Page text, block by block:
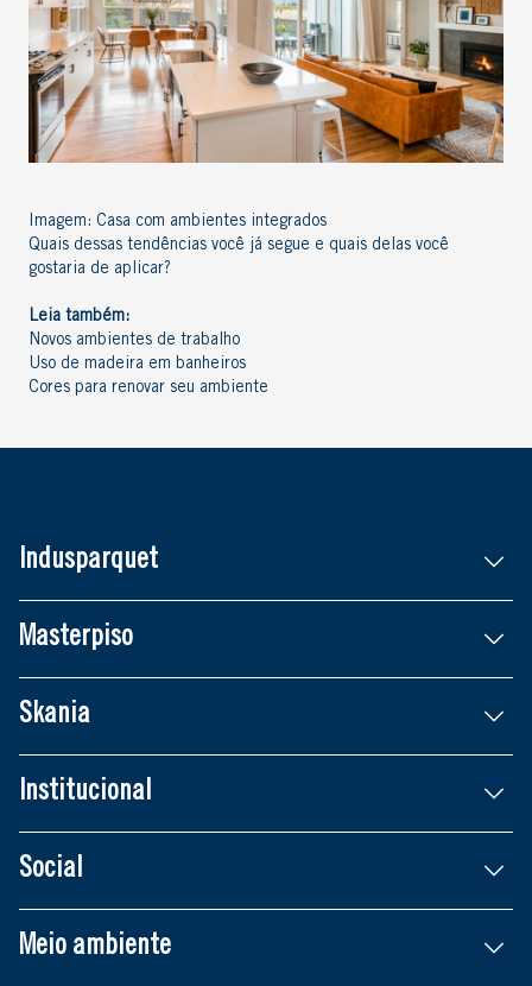
Imagem: Casa com ambientes integrados
Quais dessas tendências você já segue e quais delas você
gostaria de aplicar?
Leia também:
Novos ambientes de trabalho
Uso de madeira em banheiros
Cores para renovar seu ambiente
Indusparquet
Masterpiso
Skania
Institucional
Social
Meio ambiente